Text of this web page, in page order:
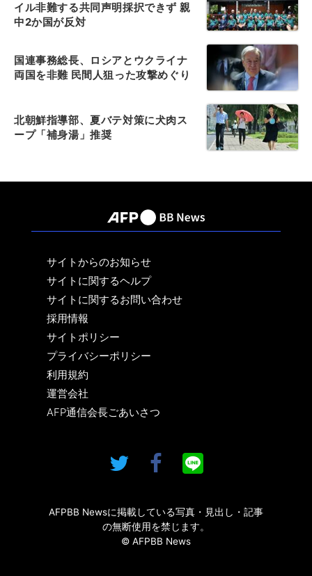
イル非難する共同声明採択できず 親
中2か国が反対
国連事務総長、ロシアとウクライナ
両国を非難 民間人狙った攻撃めぐり
北朝鮮指導部、夏バテ対策に犬肉ス
ープ「補身湯」推奨
サイトからのお知らせ
サイトに関するヘルプ
サイトに関するお問い合わせ
採用情報
サイトポリシー
プライバシーポリシー
利用規約
運営会社
AFP通信会長ごあいさつ
AFPBB Newsに掲載している写真・見出し・記事
の無断使用を禁じます。
© AFPBB News